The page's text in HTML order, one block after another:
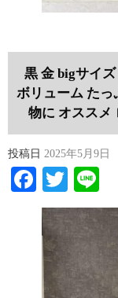
黒 金 bigサイ
ボリューム たっ
物に オススメ
投稿日 2025年5月9日